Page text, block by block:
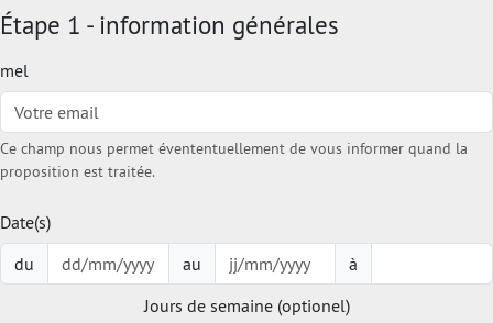
Étape 1 - information générales
mel
Ce champ nous permet évententuellement de vous informer quand la
proposition est traitée.
Date(s)
du
au
à
Jours de semaine (optionel)